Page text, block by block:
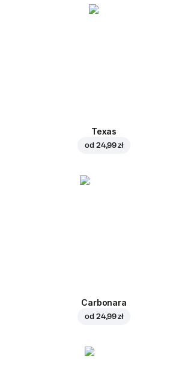
Texas
od 24,99 zł
Carbonara
od 24,99 zł